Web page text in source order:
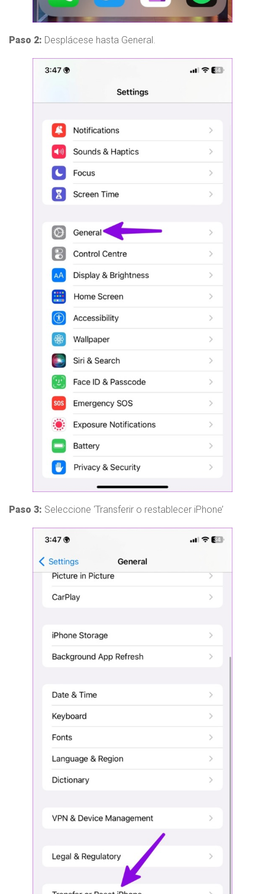
Paso 2: Desplácese hasta General.
Paso 3: Seleccione ‘Transferir o restablecer iPhone’